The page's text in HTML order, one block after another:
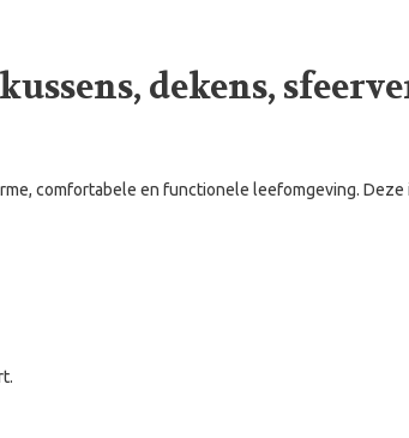
dekens,
comfortabele en functionele leefomgeving.